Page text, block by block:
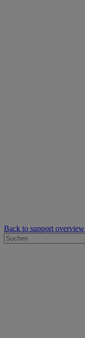
Back to support overview